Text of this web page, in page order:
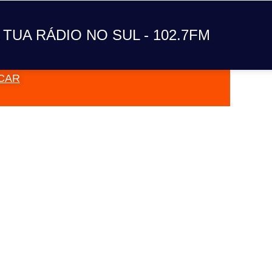
TUA RÁDIO NO SUL - 102.7FM
A TUA RÁDIO NO SUL